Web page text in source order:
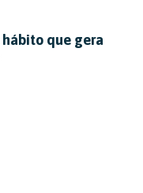
hábito que gera